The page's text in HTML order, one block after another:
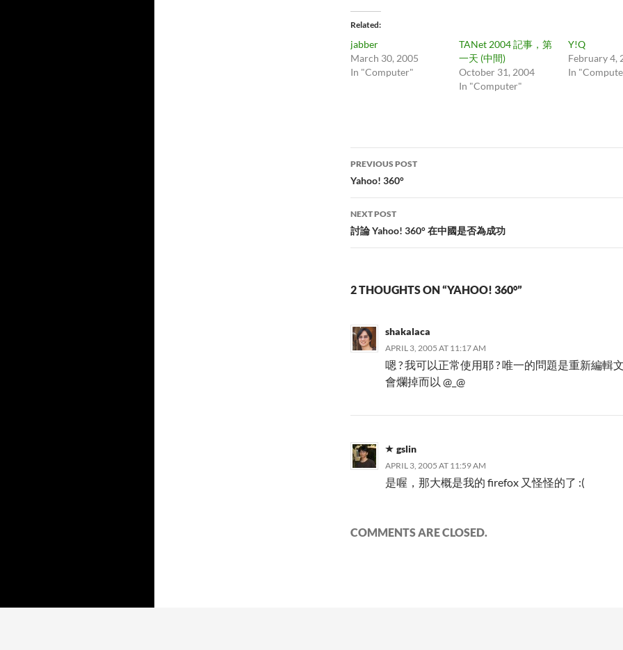
Related
jabber
March 30, 2005
In "Computer"
TANet 2004 記事，第
一天 (中間)
October 31, 2004
In "Computer"
Y!Q
February 4,
In
Post
navigation
PREVIOUS POST
Yahoo! 360°
NEXT POST
討論 Yahoo! 360° 在中國是否為成功
2 THOUGHTS ON “YAHOO! 360°”
shakalaca
APRIL 3, 2005 AT 11:17 AM
嗯 ? 我可以正常使用耶 ? 唯一的問題是重新編輯
會爛掉而以 @_@
gslin
APRIL 3, 2005 AT 11:59 AM
是喔，那大概是我的 firefox 又怪怪的了 :(
COMMENTS ARE CLOSED.